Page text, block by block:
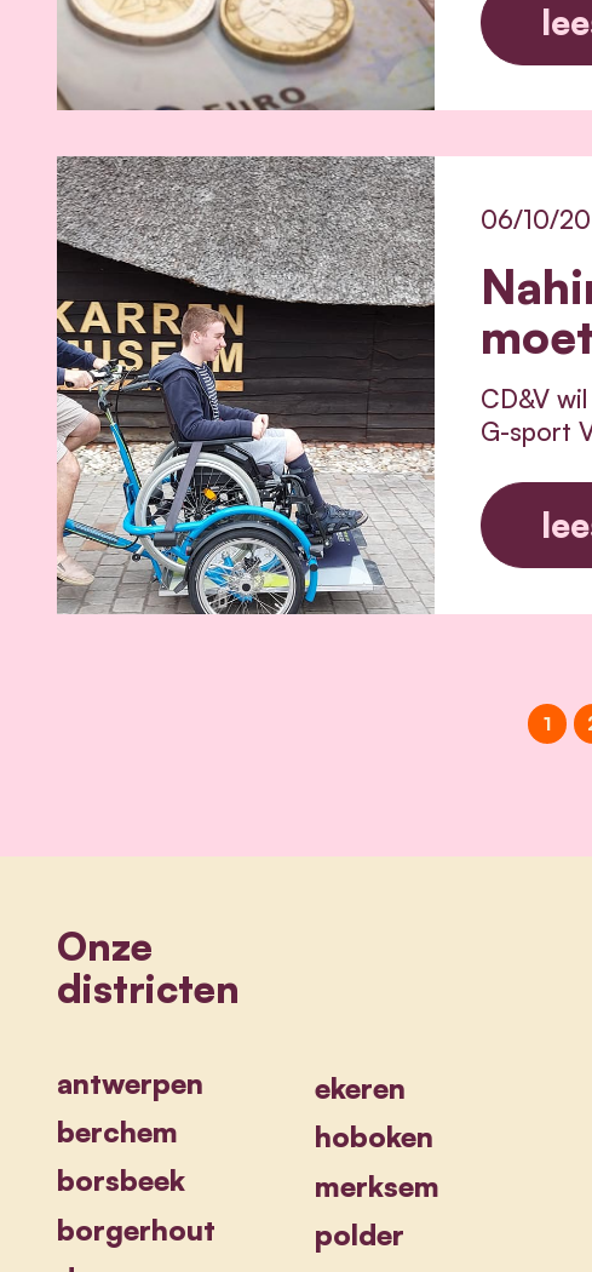
06/10/20
CD&V
G-sport
1
Onze
districten
antwerpen
berchem
borsbeek
borgerhout
ekeren
hoboken
merksem
polder